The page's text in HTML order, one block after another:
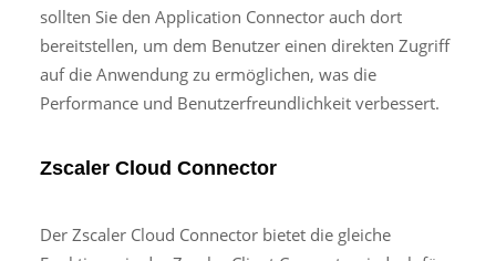
sollten Sie den Application Connector auch dort
bereitstellen, um dem Benutzer einen direkten Zugriff
auf die Anwendung zu ermöglichen, was die
Performance und Benutzerfreundlichkeit verbessert.
Zscaler Cloud Connector
Der Zscaler Cloud Connector bietet die gleiche